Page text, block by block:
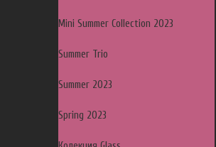
Mini Summer Collection 2023
Summer Trio
Summer 2023
Spring 2023